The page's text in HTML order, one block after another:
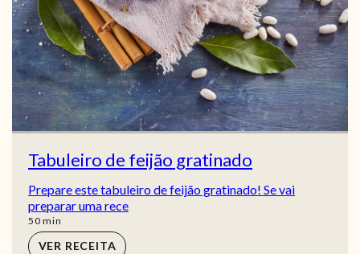
Tabuleiro de feijão gratinado
Prepare este tabuleiro de feijão gratinado! Se vai
preparar uma rece
50min
min
VER RECEITA